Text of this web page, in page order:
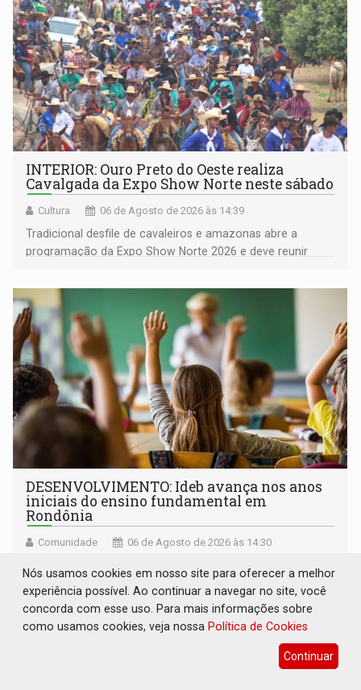
INTERIOR: Ouro Preto do Oeste realiza
Cavalgada da Expo Show Norte neste sábado
Cultura 06 de Agosto de 2026 às 14:39
Tradicional desfile de cavaleiros e amazonas abre a
programação da Expo Show Norte 2026 e deve reunir
DESENVOLVIMENTO: Ideb avança nos anos
iniciais do ensino fundamental em
Rondônia
Comunidade 06 de Agosto de 2026 às 14:30
fundamental e se mantêm nos anos finais; e no ensino
médio
Nós usamos cookies em nosso site para oferecer a melhor
experiência possível. Ao continuar a navegar no site, você
concorda com esse uso. Para mais informações sobre
como usamos cookies, veja nossa Política de Cookies
Continuar